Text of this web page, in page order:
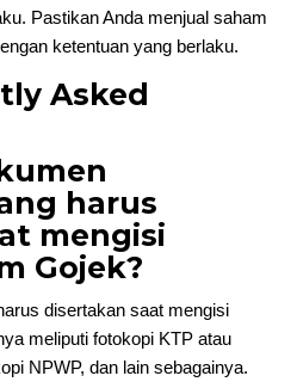
Pastikan Anda menjual saham
ketentuan yang berlaku.
Asked
harus
mengisi
Gojek?
disertakan saat mengisi
meliputi fotokopi KTP atau
NPWP, dan lain sebagainya.